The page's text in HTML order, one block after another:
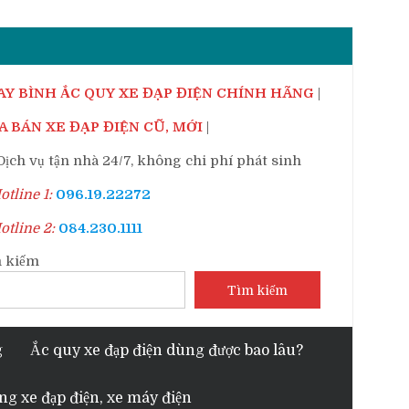
BÌNH ẮC QUY XE ĐẠP ĐIỆN CHÍNH HÃNG |
BÁN XE ĐẠP ĐIỆN CŨ, MỚI |
vụ tận nhà 24/7, không chi phí phát sinh
1: 096.19.22272
2: 084.230.1111
kiếm
Tìm kiếm
Ắc quy xe đạp điện dùng được bao lâu?
xe đạp điện, xe máy điện